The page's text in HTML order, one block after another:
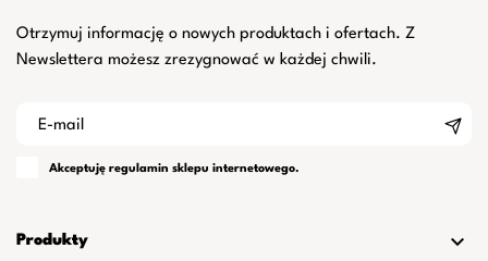
Otrzymuj informację o nowych produktach i ofertach. Z
Newslettera możesz zrezygnować w każdej chwili.
Akceptuję regulamin sklepu internetowego.
Produkty 